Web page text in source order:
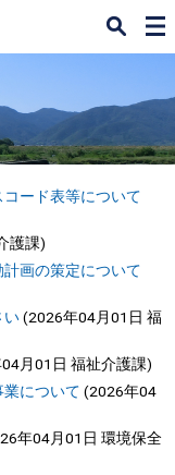
ー
ード表等について
護課)
画の策定について
い(2026年04月01日 福
月01日 福祉介護課)
について (2026年04
年04月01日 環境保全